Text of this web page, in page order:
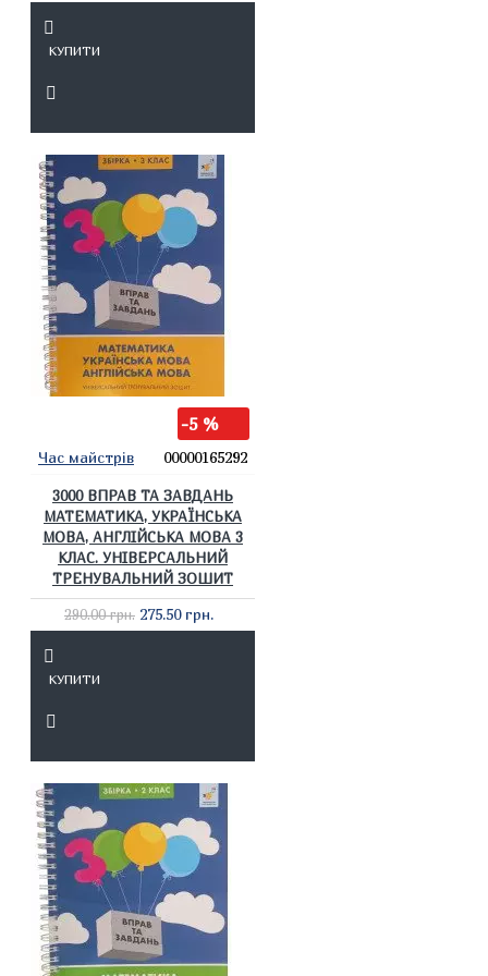
КУПИТИ
-5 %
Час майстрів 00000165292
3000 ВПРАВ ТА ЗАВДАНЬ
МАТЕМАТИКА, УКРАЇНСЬКА
МОВА, АНГЛІЙСЬКА МОВА 3
КЛАС. УНІВЕРСАЛЬНИЙ
ТРЕНУВАЛЬНИЙ ЗОШИТ
290.00 грн. 275.50 грн.
КУПИТИ